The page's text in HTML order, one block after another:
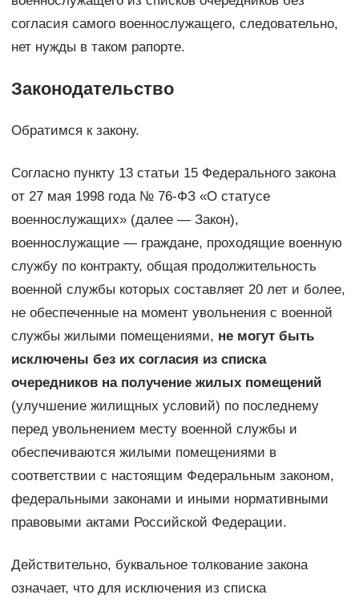
согласия самого военнослужащего, следовательно,
нет нужды в таком рапорте.
Законодательство
Обратимся к закону.
Согласно пункту 13 статьи 15 Федерального закона
от 27 мая 1998 года № 76-ФЗ «О статусе
военнослужащих» (далее — Закон),
военнослужащие — граждане, проходящие военную
службу по контракту, общая продолжительность
военной службы которых составляет 20 лет и более,
не обеспеченные на момент увольнения с военной
службы жилыми помещениями, не могут быть
исключены без их согласия из списка
очередников на получение жилых помещений
(улучшение жилищных условий) по последнему
перед увольнением месту военной службы и
обеспечиваются жилыми помещениями в
соответствии с настоящим Федеральным законом,
федеральными законами и иными нормативными
правовыми актами Российской Федерации.
Действительно, буквальное толкование закона
означает, что для исключения из списка